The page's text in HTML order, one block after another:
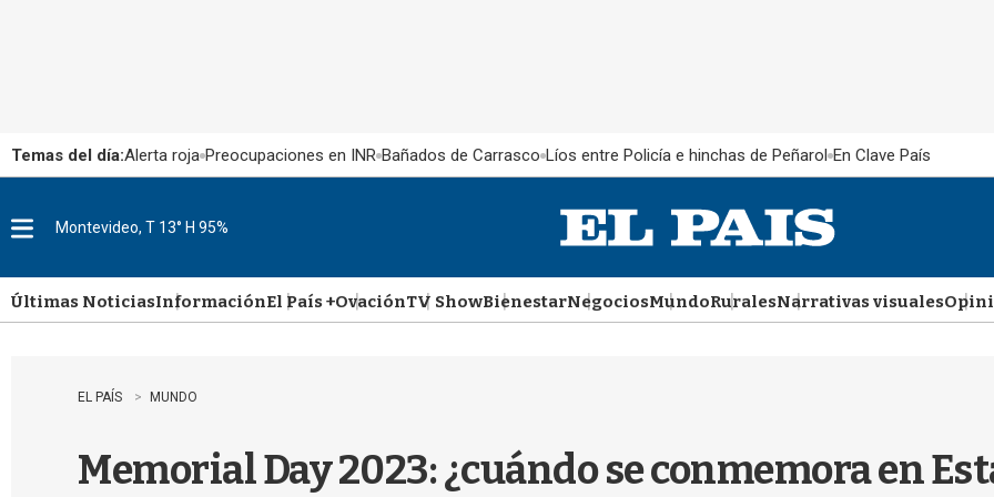
Temas del día:Alerta roja Preocupaciones en INR Bañados de Carrasco Líos entre Policía e hinchas de Peñarol En Clave País
u
Montevideo, T 13° H 95%
Últimas NoticiasInformaciónEl País +OvaciónTV ShowBienestarNegociosMundoRuralesNarrativas visuales
EL PAÍS MUNDO
Memorial Day 2023: ¿cuándo se conmemora en